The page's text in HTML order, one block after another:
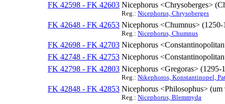
FK 42598 - FK 42603 Nicephorus <Chrysoberges>
Reg.: Nicephorus, Chrysoberges
FK 42648 - FK 42653 Nicephorus <Chumnus> (1250-
Reg.: Nicephorus, Chumnus
FK 42698 - FK 42703 Nicephorus
FK 42748 - FK 42753 Nicephorus
FK 42798 - FK 42803 Nicephorus <Gregoras> (1295-
Reg.: Nikephoros, Konstantinopel,
FK 42848 - FK 42853 Nicephorus <Philosophus> (um
Reg.: Nicephorus, Blemmyda